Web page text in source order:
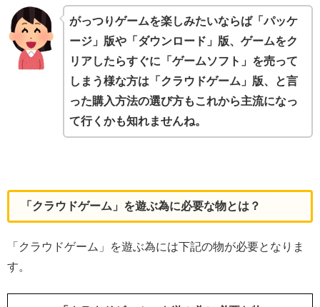
がっつりゲームを楽しみたいならば「パッケ
ージ」版や「ダウンロード」版、ゲームをク
リアしたらすぐに「ゲームソフト」を売って
しまう様な方は「クラウドゲーム」版、と言
った購入方法の選び方もこれから主流になっ
て行くかも知れませんね。
「クラウドゲーム」を遊ぶ為に必要な物とは？
「クラウドゲーム」を遊ぶ為には下記の物が必要となりま
す。